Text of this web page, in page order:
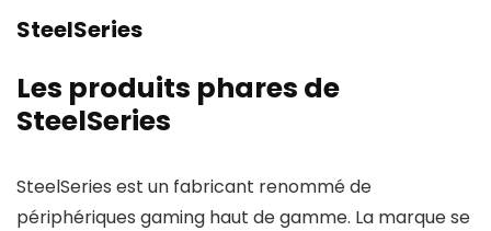
SteelSeries
Les produits phares de
SteelSeries
SteelSeries est un fabricant renommé de
périphériques gaming haut de gamme. La marque se